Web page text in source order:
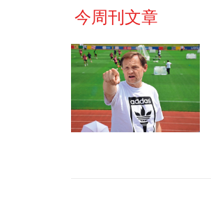
今周刊文章